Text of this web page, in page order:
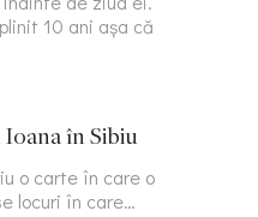
10 ani așa că
Ioana în Sibiu
o carte în care o
locuri în care…